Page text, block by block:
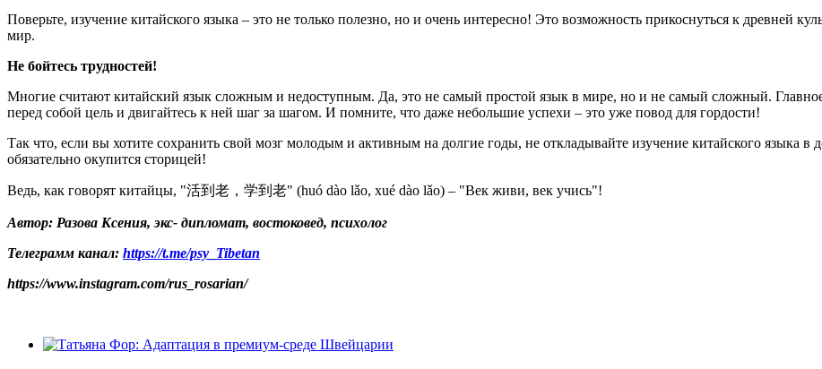
Поверьте, изучение китайского языка – это не только полезно, но и очень интересно! Это возможность прикоснуться к древней
мир.
Не бойтесь трудностей!
Многие считают китайский язык сложным и недоступным. Да, это не самый простой язык в мире, но и не самый сложный. Главное
перед собой цель и двигайтесь к ней шаг за шагом. И помните, что даже небольшие успехи – это уже повод для гордости!
Так что, если вы хотите сохранить свой мозг молодым и активным на долгие годы, не откладывайте изучение китайского языка
обязательно окупится сторицей!
Ведь, как говорят китайцы, "活到老，学到老" (huó dào lǎo, xué dào lǎo) – "Век живи, век учись"!
Автор: Разова Ксения, экс- дипломат, востоковед, психолог
Телеграмм канал: https://t.me/psy_Tibetan
https://www.instagram.com/rus_rosarian/